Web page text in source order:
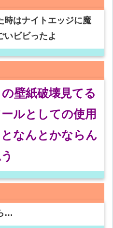
時はナイトエッジに魔
いビビったよ
壁紙破壊見てる
ルとしての使用
なんとかならん
…